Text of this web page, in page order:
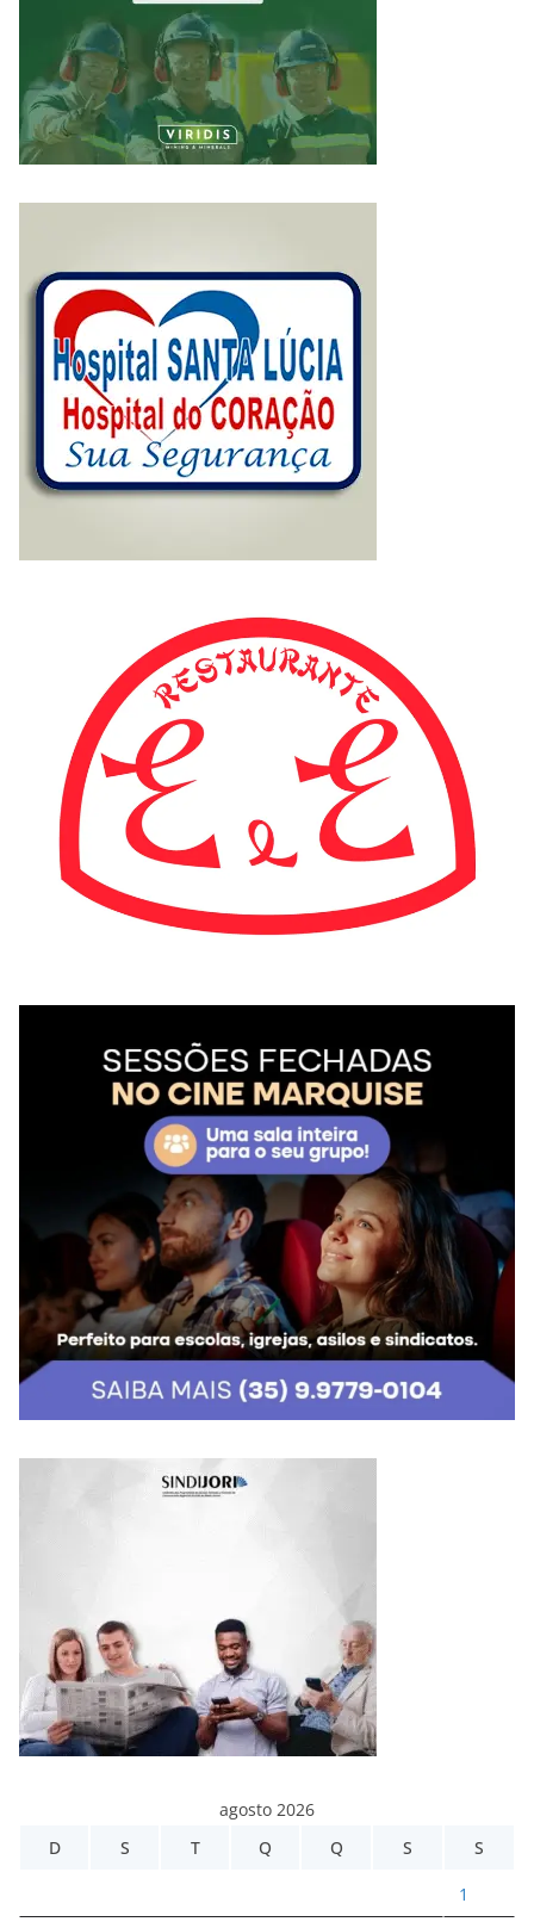
agosto 2026
D
S T Q Q S S
1